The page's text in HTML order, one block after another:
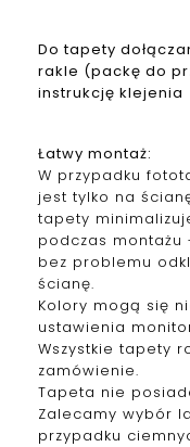
Do tapety
rakle (packę do
instrukcję klejenia
Łatwy montaż:
W przypadku
jest tylko na
tapety
podczas montażu
bez problemu
ścianę.
Kolory mogą się
ustawienia
Wszystkie tapety
zamówienie.
Tapeta nie
Zalecamy wybór
przypadku